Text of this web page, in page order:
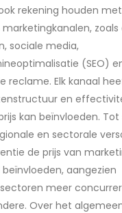
rekening houden
zoals
sociale media,
(SEO)
reclame. Elk kanaal
en
kan beïnvloeden. Tot
en sectorale
de prijs van
beïnvloeden, aangezien
meer
Over het